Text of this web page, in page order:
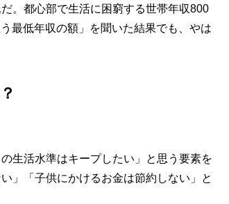
。都心部で生活に困窮する世帯年収800
最低年収の額」を聞いた結果でも、やは
生活水準はキープしたい」と思う要素を
」「子供にかけるお金は節約しない」と